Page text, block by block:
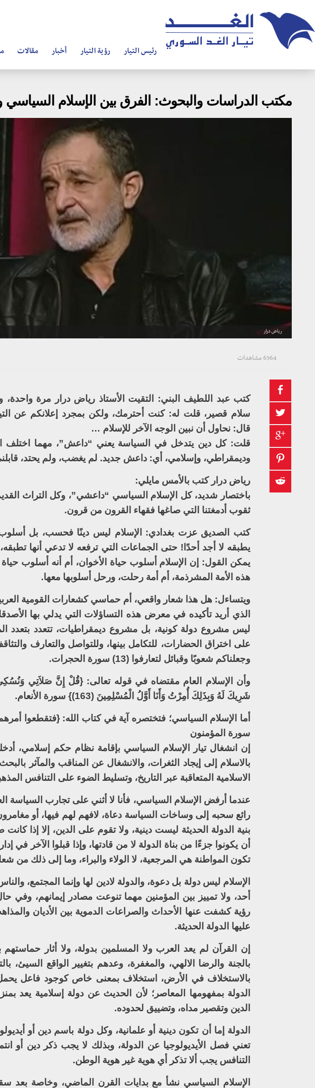
رئيس التيار رؤية التيار أخبار مقالات
مكتب الدراسات والبحوث: الفرق بين الإسلام السياسي
رياض درار
6564 مشاهدات
كتب عبد اللطيف البني: التقيت الأستاذ رياض درار مرة واحدة،
سلام قصير، قلت له: كنت أحترمك، ولكن بمجرد إعلانكم عن
قال: نحاول أن نبين الوجه الآخر للإسلام …
قلت: كل دين يتدخل في السياسة يعني “داعش”، مهما اختلف
وديمقراطي، وإسلامي، أي: داعش جديد. لم يغضب، ولم يحتد،
رياض درار كتب بالأمس مايلي:
باختصار شديد، كل الإسلام السياسي “داعشي”، وكل التراث
ثقوب أدمغتنا التي صاغها فقهاء القرون من قرون.
كتب الصديق عزت بغدادي: الإسلام ليس دينًا فحسب، بل
يطبقه لا أجد أحدًا! حتى الجماعات التي ترفعه لا تدعي أنها
يمكن القول: إن الإسلام أسلوب حياة الأخوان، أم أنه أسلوب
هذه الأمة المشرذمة، أم أمة رحلت، ورحل أسلوبها معها.
ويتساءل: هل هذا شعار واقعي، أم حماسي كشعارات القومية
الذي أريد تأكيده في معرض هذه التساؤلات التي يدلي بها
ليس مشروع دولة كونية، بل مشروع ديمقراطيات، تتعدد بتعدد
على اختراق الحضارات، للتكامل بينها، وللتواصل والتعارف
وجعلناكم شعوبًا وقبائل لتعارفوا (13) سورة الحجرات.
شَرِيكَ لَهُ وَبِذَلِكَ أُمِرْتُ وَأَنَا أَوَّلُ الْمُسْلِمِينَ (163)} سورة الأنعام.
سورة المؤمنون
إن انشغال تيار الإسلام السياسي بإقامة نظام حكم إسلامي،
بالاسلام إلى إيجاد الثغرات، والانشغال عن المناقب والمآثر
الاسلامية المتعاقبة عبر التاريخ، وتسليط الضوء على التنافس
عندما أرفض الإسلام السياسي، فأنا لا أثني على تجارب السياسة
رائع سحبه إلى وساخات السياسة دعاة، لافهم لهم فيها، أو
بنية الدولة الحديثة ليست دينية، ولا تقوم على الدين، إلا إذا
أن يكونوا جزءًا من بناة الدولة لا من قادتها، وإذا قبلوا الآخر
تكون المواطنة هي المرجعية، لا الولاء والبراء، وما إلى ذلك من
الإسلام ليس دولة بل دعوة، والدولة لادين لها وإنما المجتمع،
أحد، ولا تمييز بين المؤمنين مهما تنوعت مصادر إيمانهم، وفي
رؤية كشفت عنها الأحداث والصراعات الدموية بين الأديان
عليها الدولة الحديثة.
إن القرآن لم يعد العرب ولا المسلمين بدولة، ولا أثار
بالجنة والرضا الالهي، والمغفرة، وعدهم بتغيير الواقع السيئ،
بالاستخلاف في الأرض، استخلاف بمعنى خاص كوجود فاعل
الدولة بمفهومها المعاصر؛ لأن الحديث عن دولة إسلامية يعد
الدين وتقصير مداه، وتضييق لحدوده.
الدولة إما أن تكون دينية أو علمانية، وكل دولة باسم دين أو
تعني فصل الأيديولوجيا عن الدولة، وبذلك لا يجب ذكر دين أو
التنافس يجب ألا تذكر أي هوية غير هوية الوطن.
الإسلام السياسي نشأ مع بدايات القرن الماضي، وخاصة بعد